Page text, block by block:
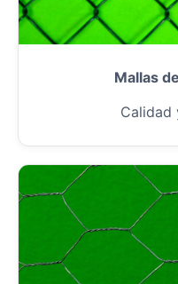
Mallas
Calidad